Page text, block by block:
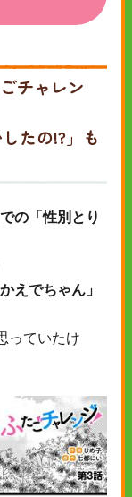
チャレン
たの!?」も
の「性別とり
えでちゃん」
っていたけ